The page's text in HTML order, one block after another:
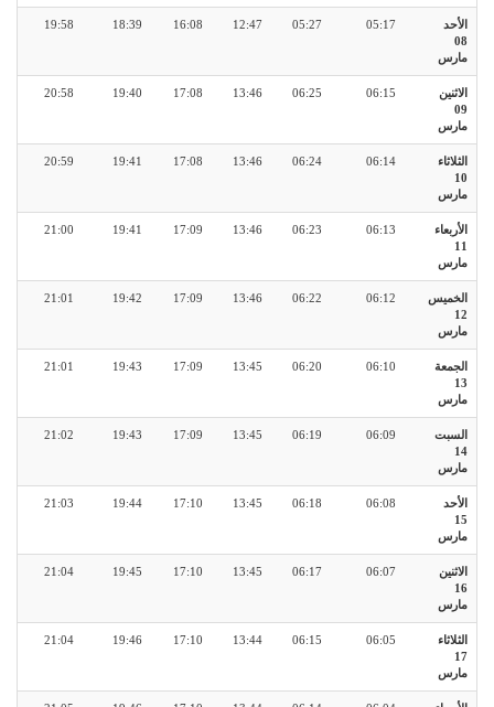
الأحد
08
مارس
05:17
05:27
12:47
16:08
18:39
19:58
الاثنين
09
مارس
06:15
06:25
13:46
17:08
19:40
20:58
الثلاثاء
10
مارس
06:14
06:24
13:46
17:08
19:41
20:59
الأربعاء
11
مارس
06:13
06:23
13:46
17:09
19:41
21:00
الخميس
12
مارس
06:12
06:22
13:46
17:09
19:42
21:01
الجمعة
13
مارس
06:10
06:20
13:45
17:09
19:43
21:01
السبت
14
مارس
06:09
06:19
13:45
17:09
19:43
21:02
الأحد
15
مارس
06:08
06:18
13:45
17:10
19:44
21:03
الاثنين
16
مارس
06:07
06:17
13:45
17:10
19:45
21:04
الثلاثاء
17
مارس
06:05
06:15
13:44
17:10
19:46
21:04